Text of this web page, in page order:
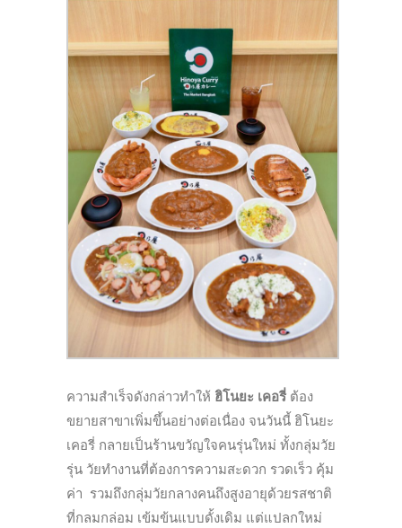
ความสำเร็จดังกล่าวทำให้ ฮิโนยะ เคอรี่ ต้อง
ขยายสาขาเพิ่มขึ้นอย่างต่อเนื่อง จนวันนี้ ฮิโนยะ
เคอรี่ กลายเป็นร้านขวัญใจคนรุ่นใหม่ ทั้งกลุ่มวัย
รุ่น วัยทำงานที่ต้องการความสะดวก รวดเร็ว คุ้ม
ค่า รวมถึงกลุ่มวัยกลางคนถึงสูงอายุด้วยรสชาติ
ที่กลมกล่อม เข้มข้นแบบดั้งเดิม แต่แปลกใหม่